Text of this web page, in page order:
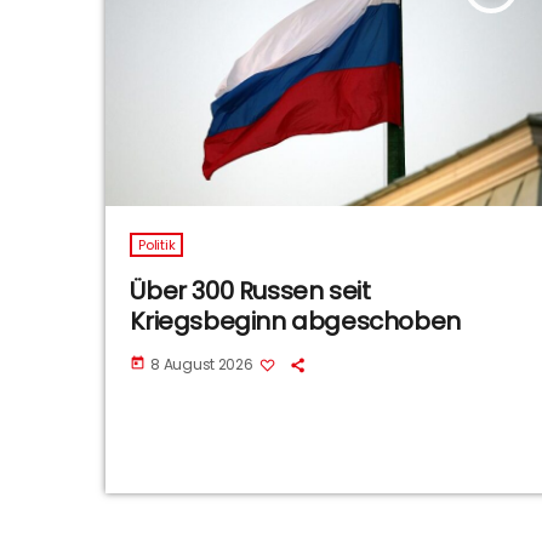
Politik
Über 300 Russen seit
Kriegsbeginn abgeschoben
today 8 August 2026